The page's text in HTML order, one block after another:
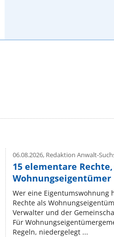
06.08.2026,Redaktion Anwalt-
15 elementare
Wer eine Eigentumswohnung
Rechte als
Verwalter und der
Für
Regeln, niedergelegt ...